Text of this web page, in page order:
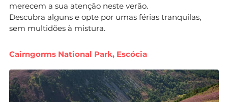
merecem a sua atenção neste verão.
Descubra alguns e opte por umas férias tranquilas,
sem multidões à mistura.
Cairngorms National Park, Escócia